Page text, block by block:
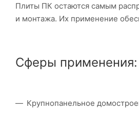
Плиты ПК остаются самым
и монтажа. Их применение
Сферы применения:
Крупнопанельное